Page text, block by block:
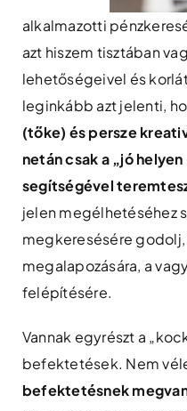
alkalmazotti
azt hiszem tisztában
lehetőségeivel és
leginkább azt jelenti,
(tőke) és persze
netán csak a „jó
segítségével
jelen megélhetéséhez
megkeresésére godolj,
megalapozására, a
felépítésére.
Vannak egyrészt a
befektetések. Nem
befektetésnek